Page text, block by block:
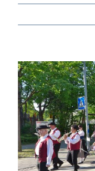
Zeige
grösseres
Bild